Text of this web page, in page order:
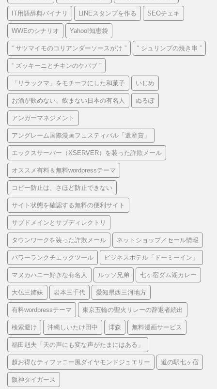
IT用語辞典バイナリ LINEスタンプを作る SEOチェキ
WWEのシナリオ Yahoo!知恵袋
“ サツマイモのコリアンダーソースがけ ” “ シュリンプの焼き串 ”
“ ズッキーニとチキンのケバブ ”
「リラックマ」をモチーフにした和菓子 いじめ
お酒が飲めない、飲まない日本の有名人 ぬるぽ
アンガーマネジメント
アングレーム国際漫画フェスティバル「遺産賞」
エックスサーバー（XSERVER）を装った詐欺メール
オススメ有料＆無料wordpressテーマ
コピー防止は、さほど防止できない
サイト状態を確認する無料の便利サイト
サブドメインとサブディレクトリ
タウンワークを装った詐欺メール ネットショップ／セール情報
パワーランクチェックツール ビジネスホテル「ドーミーイン」
マヌカハニー好きな有名人 ルッソ兄弟 七ヶ宿ダム湖カレー
大仏三姉妹 岩本三千代 愛知県西三河地方
有料wordpressテーマ 東京五輪の聖火リレーの辞退者続出
検索避け 沖縄しいたけ田中 澪森 無料漫画サービス
福田赳夫「天の声にも変な声がたまにはある」
超お得なティファニー風ダイヤモンドジュエリー 道の駅七ヶ宿
阪神タイガース